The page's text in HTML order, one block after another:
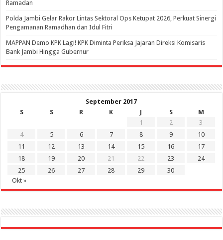
Ramadan
Polda Jambi Gelar Rakor Lintas Sektoral Ops Ketupat 2026, Perkuat Sinergi
Pengamanan Ramadhan dan Idul Fitri
‎MAPPAN Demo KPK Lagi! KPK Diminta Periksa Jajaran Direksi Komisaris
Bank Jambi Hingga Gubernur ‎
September 2017
S
S R K J S
M
1
2
3
4
5 6 7 8 9
10
11
12 13 14 15 16
17
18
19 20 21 22 23
24
25
26 27 28 29
30
Okt »